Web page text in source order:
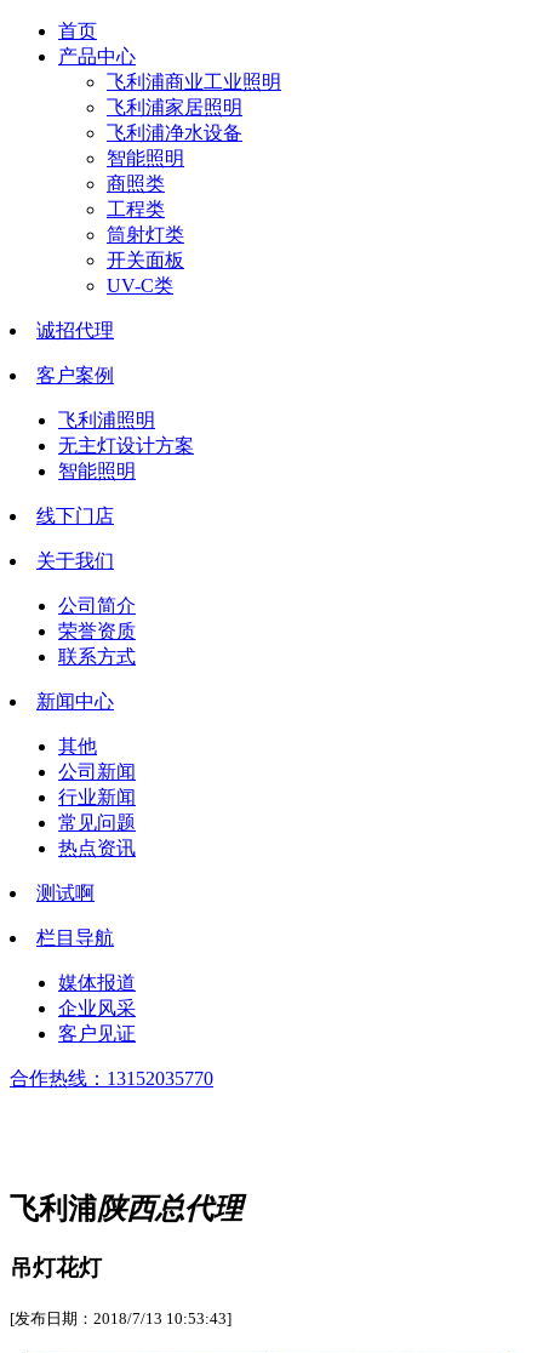
首页
产品中心
飞利浦商业工业照明
飞利浦家居照明
飞利浦净水设备
智能照明
商照类
工程类
筒射灯类
开关面板
UV-C类
诚招代理
客户案例
飞利浦照明
无主灯设计方案
智能照明
线下门店
关于我们
公司简介
荣誉资质
联系方式
新闻中心
其他
公司新闻
行业新闻
常见问题
热点资讯
测试啊
栏目导航
媒体报道
企业风采
客户见证
合作热线： 13152035770
飞利浦陕西总代理
吊灯花灯
[发布日期：2018/7/13 10:53:43]